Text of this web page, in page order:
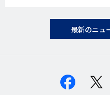
最新のニュ